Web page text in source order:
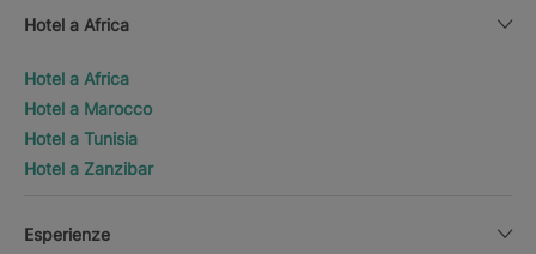
Hotel a Africa
Hotel a Africa
Hotel a Marocco
Hotel a Tunisia
Hotel a Zanzibar
Esperienze